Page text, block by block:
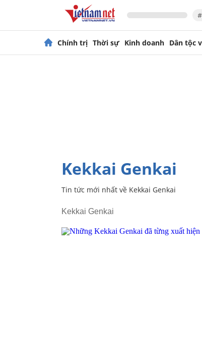
Chính trị Thời sự Kinh doanh Dân tộc
Kekkai Genkai
Tin tức mới nhất về Kekkai Genkai
Kekkai Genkai